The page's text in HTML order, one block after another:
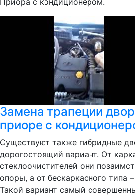
Приора с кондиционером.
Замена трапеции
приоре с
Существуют также гибридные
дорогостоящий вариант. От
стеклоочистителей они
опоры, а от бескаркасного типа
Такой вариант самый